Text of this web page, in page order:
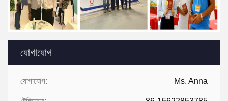
যোগাযোগ
যোগাযোগ: Ms. Anna